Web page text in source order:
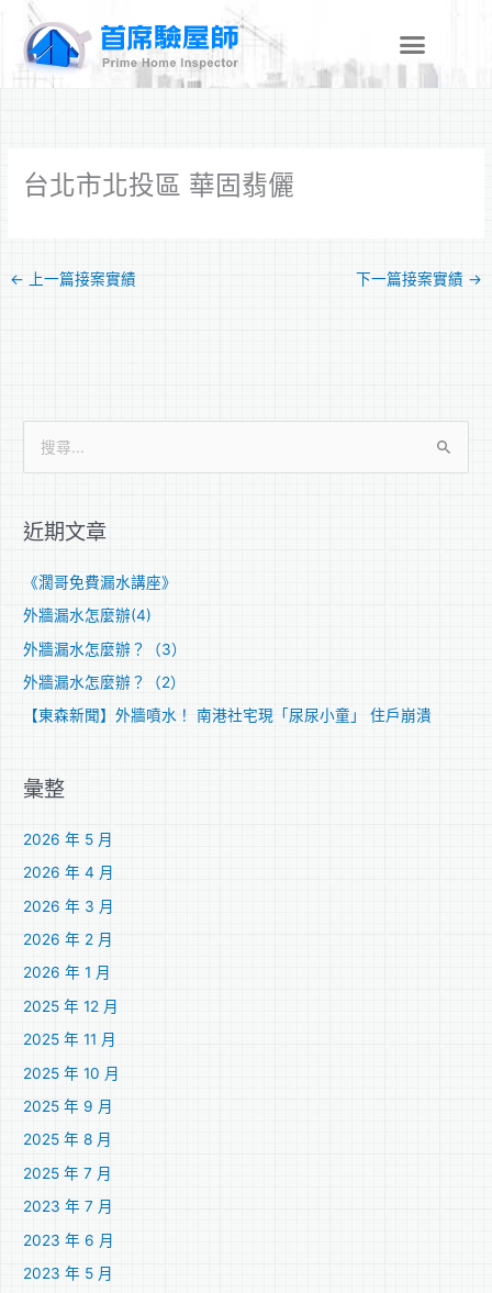
台北市北投區 華固翡儷
← 上一篇接案實績 下一篇接案實績 →
鍵
近期文章
《濶哥免費漏水講座》
外牆漏水怎麼辦(4)
外牆漏水怎麼辦？（3）
外牆漏水怎麼辦？（2）
【東森新聞】外牆噴水！ 南港社宅現「尿尿小童」 住戶崩潰
彙整
2026 年 5 月
2026 年 4 月
2026 年 3 月
2026 年 2 月
2026 年 1 月
2025 年 12 月
2025 年 11 月
2025 年 10 月
2025 年 9 月
2025 年 8 月
2025 年 7 月
2023 年 7 月
2023 年 6 月
2023 年 5 月